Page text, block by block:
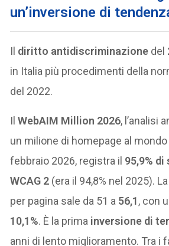
un’inversione di
Il diritto antidiscriminazione del
in Italia più procedimenti della
del 2022.
IlWebAIM Million 2026, l’analisi
un milione di homepage al
febbraio 2026, registra il 95,9%
WCAG 2 (era il 94,8% nel 2025).
per pagina sale da 51 a 56,1, con
10,1%. È la prima inversione di
anni di lento miglioramento. Tra i